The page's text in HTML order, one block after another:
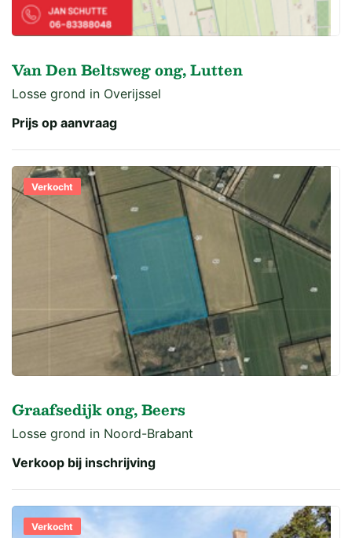
Van Den Beltsweg ong, Lutten
Losse grond in Overijssel
Prijs op aanvraag
Verkocht
Graafsedijk ong, Beers
Losse grond in Noord-Brabant
Verkoop bij inschrijving
Verkocht